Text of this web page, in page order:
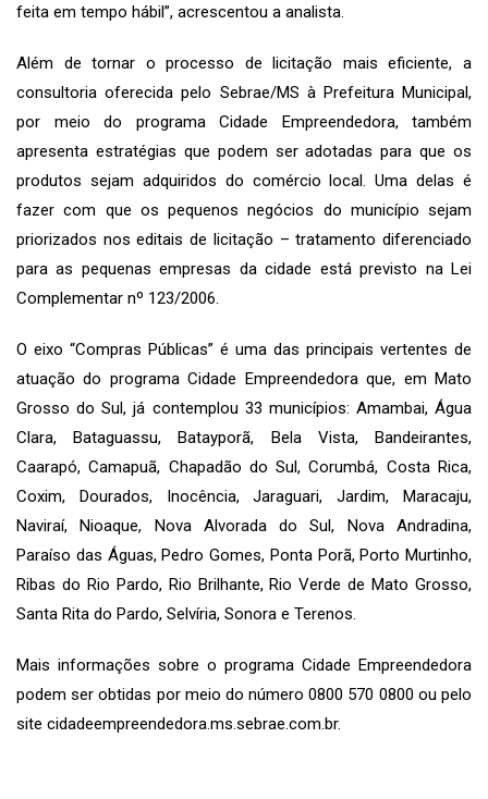
feita em tempo hábil”, acrescentou a analista.
Além de tornar o processo de licitação mais eficiente, a
consultoria oferecida pelo Sebrae/MS à Prefeitura Municipal,
por meio do programa Cidade Empreendedora, também
apresenta estratégias que podem ser adotadas para que os
produtos sejam adquiridos do comércio local. Uma delas é
fazer com que os pequenos negócios do município sejam
priorizados nos editais de licitação – tratamento diferenciado
para as pequenas empresas da cidade está previsto na Lei
Complementar nº 123/2006.
O eixo “Compras Públicas” é uma das principais vertentes de
atuação do programa Cidade Empreendedora que, em Mato
Grosso do Sul, já contemplou 33 municípios: Amambai, Água
Clara, Bataguassu, Batayporã, Bela Vista, Bandeirantes,
Caarapó, Camapuã, Chapadão do Sul, Corumbá, Costa Rica,
Coxim, Dourados, Inocência, Jaraguari, Jardim, Maracaju,
Naviraí, Nioaque, Nova Alvorada do Sul, Nova Andradina,
Paraíso das Águas, Pedro Gomes, Ponta Porã, Porto Murtinho,
Ribas do Rio Pardo, Rio Brilhante, Rio Verde de Mato Grosso,
Santa Rita do Pardo, Selvíria, Sonora e Terenos.
Mais informações sobre o programa Cidade Empreendedora
podem ser obtidas por meio do número 0800 570 0800 ou pelo
site cidadeempreendedora.ms.sebrae.com.br.